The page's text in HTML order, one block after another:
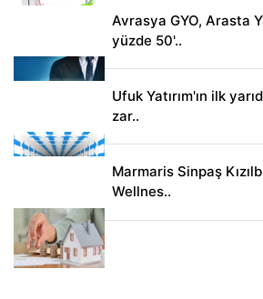
Avrasya GYO, Arasta
yüzde 50'..
Ufuk Yatırım'ın ilk
zar..
Marmaris Sinpaş
Wellnes..